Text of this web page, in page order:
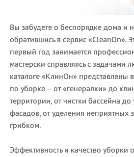
Вы забудете о беспорядке дома и
обратившись в сервис «CleanOn».
первый год занимается
мастерски справляясь с задачами
каталоге «КлинОн» представлены
по уборке – от «генералки» до
территории, от чистки бассейна
фасадов, от уделения неприятных
грибком.
Эффективность и качество уборки